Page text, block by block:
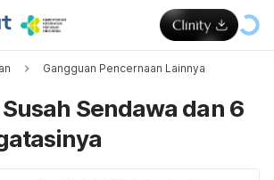
Gangguan Pencernaan Lainnya
Sendawa dan 6